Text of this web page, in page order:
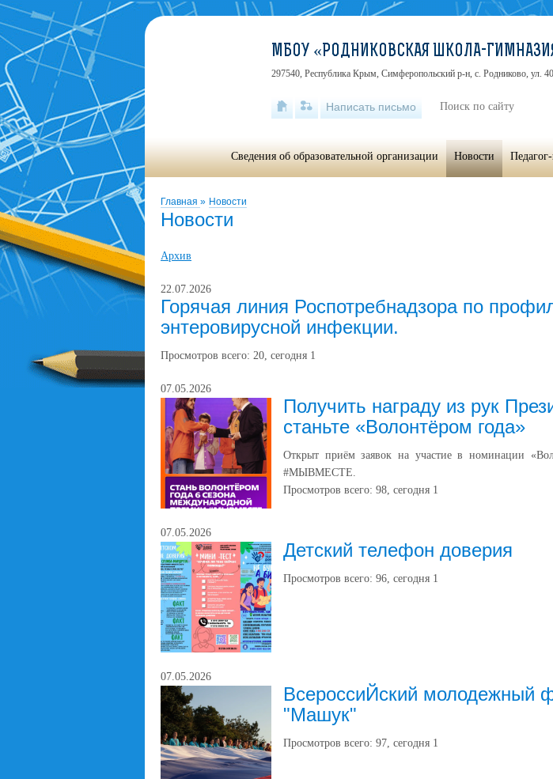
Главная » Новости
Новости
Архив
22.07.2026
Горячая линия Роспотребнадзора по
энтеровирусной инфекции.
Просмотров всего: 20, сегодня 1
07.05.2026
Получить награду из рук
станьте «Волонтёром года»
Открыт приём заявок на участие в номинации
#МЫВМЕСТЕ.
Просмотров всего: 98, сегодня 1
07.05.2026
Детский телефон доверия
Просмотров всего: 96, сегодня 1
07.05.2026
ВсероссиЙский молодежный
"Машук"
Просмотров всего: 97, сегодня 1
МБОУ «РОДНИКОВСКАЯ ШКОЛА-
297540, Республика Крым, Симферопольский р-н, с. Родниково, ул.
Написать письмо
Сведения об образовательной организации Новости